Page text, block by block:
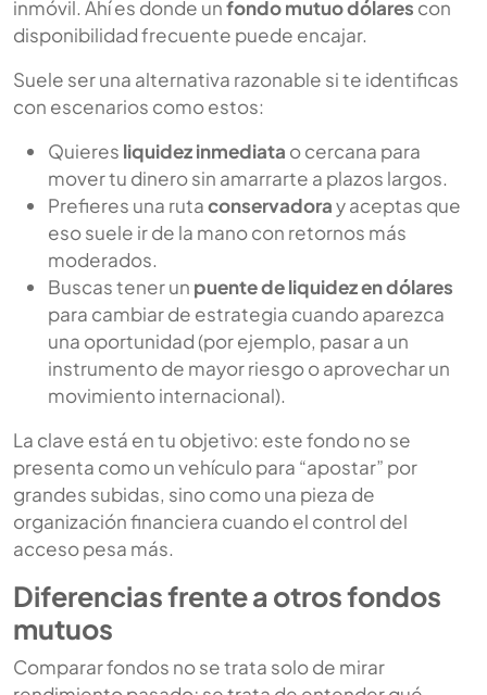
inmóvil. Ahí es donde unfondo mutuo dólares con
disponibilidad frecuente puede encajar.
Suele ser una alternativa razonable si te identificas
con escenarios como estos:
Quieres liquidez inmediata o cercana para
mover tu dinero sin amarrarte a plazos largos.
Prefieres una rutaconservadoray aceptas que
eso suele ir de la mano con retornos más
moderados.
Buscas tener un puente de liquidez en dólares
para cambiar de estrategia cuando aparezca
una oportunidad (por ejemplo, pasar a un
instrumento de mayor riesgo o aprovechar un
movimiento internacional).
La clave está en tu objetivo: este fondo no se
presenta como un vehículo para “apostar” por
grandes subidas, sino como una pieza de
organización financiera cuando el control del
acceso pesa más.
Diferencias frente a otros fondos
mutuos
Comparar fondos no se trata solo de mirar